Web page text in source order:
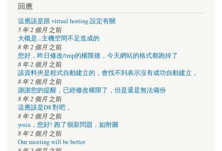
回應
這應該是跟 virtual hosting 設定有關
5 年 2 個月 之前
大概是...主機空間不足造成的
8 年 2 個月 之前
您好，昨日修改/tmp的權限後，今天網站的格式都跑掉了
8 年 2 個月 之前
該資料夾是程式自動建立的，會找不到表示沒有成功自動建立，
8 年 2 個月 之前
謝謝您的提醒，已經修改權限了，但是還是無法備份
8 年 2 個月 之前
這應該是D8 對吧，
8 年 2 個月 之前
yosia，您好! 跑了個新問題，如附圖
8 年 2 個月 之前
Our meeting will be better